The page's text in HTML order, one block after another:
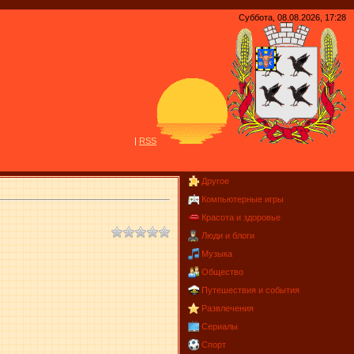
Суббота, 08.08.2026, 17:28
| RSS
Другое
Компьютерные игры
Красота и здоровье
Люди и блоги
Музыка
Общество
Путешествия и события
Развлечения
Сериалы
Спорт